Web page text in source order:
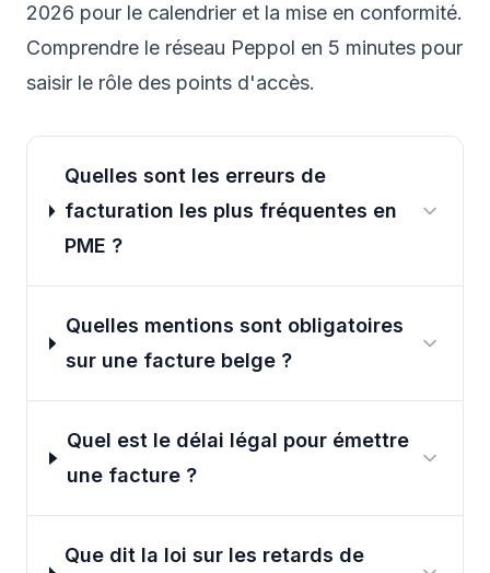
2026 pour le calendrier et la mise en conformité.
Comprendre le réseau Peppol en 5 minutes pour
saisir le rôle des points d'accès.
Quelles sont les erreurs de
facturation les plus fréquentes en
PME ?
Quelles mentions sont obligatoires
sur une facture belge ?
Quel est le délai légal pour émettre
une facture ?
Que dit la loi sur les retards de